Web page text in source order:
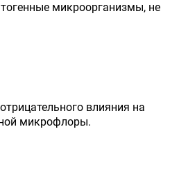
микроорганизмы, не
влияния на
микрофлоры.